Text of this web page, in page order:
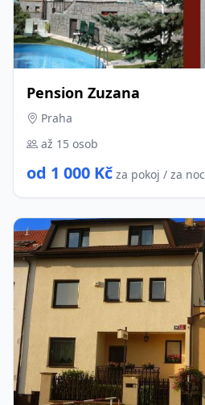
Pension Zuzana
Praha
až 15 osob
od 1 000 Kč za pokoj / za noc